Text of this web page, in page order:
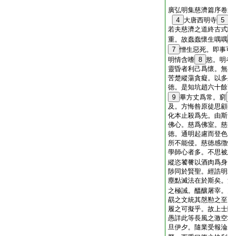
廣弘明集慈濟篇序
4 大唐西明寺 5
若夫慈濟之道終古
重。故蠢蠢懷生喁喁
7 憎生惡死。即
明情含嗜 8 慾。明
靈昏者利己爲懷。
苦楚縱蕩貪癡。以
徳。是知坑趙六十
9 畢方丈爲常。窮
及。方悔咎原徒思
化本止殺爲先。由
佛心。慈爲佛室。
徳。通明起慮而登
所不能侵。慈徳感
學師心者多。不思
縱恣饕餮以酒肉爲
陟同於賢聖。經誥
塵點滅法在於斯矣
之極誡。醞釀屠宰
勗之文統其慇懃之
履之可擬乎。故上
愚詳此等長風之激
旦伊夕。隨業受報